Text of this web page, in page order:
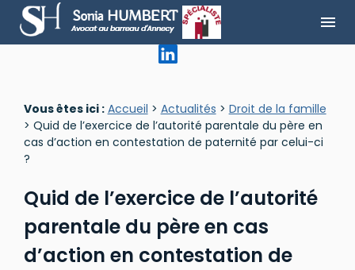
menu
Vous êtes ici : Accueil > Actualités > Droit de la famille
> Quid de l’exercice de l’autorité parentale du père en
cas d’action en contestation de paternité par celui-ci
?
Quid de l’exercice de l’autorité
parentale du père en cas
d’action en contestation de
Panneau de gestion des cookies